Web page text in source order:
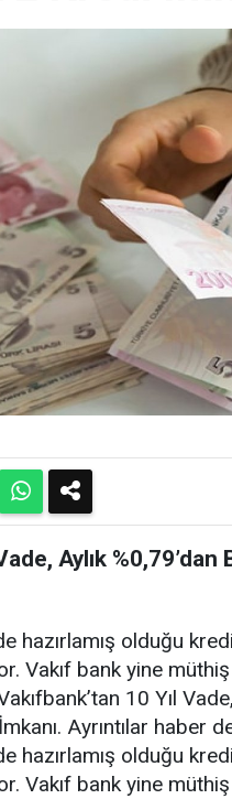
Aylık
hazırlamış olduğu
Vakıf bank yine
10 Yıl
Ayrıntılar haber
hazırlamış olduğu
Vakıf bank yine